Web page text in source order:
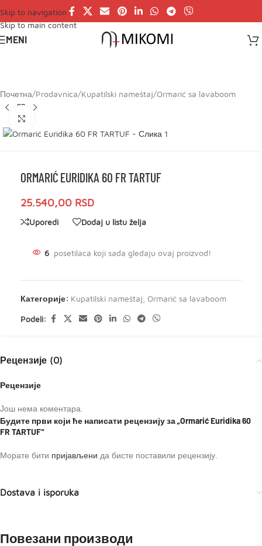
Skip to navigation
Skip to main content
MENI
Почетна/Prodavnica/Kupatilski nameštaj/Ormarić sa lavaboom
ORMARIĆ EURIDIKA 60 FR TARTUF
25.540,00 RSD
Uporedi Dodaj u listu želja
6 posetilaca koji sada gledaju ovaj proizvod!
Категорије: Kupatilski nameštaj Ormarić sa lavaboom
Podeli:
Рецензије (0)
Рецензије
Још нема коментара.
Будите први који ће написати рецензију за „Ormarić Euridika 60
FR TARTUF“
Морате бити пријављени да бисте поставили рецензију.
Dostava i isporuka
Повезани производи